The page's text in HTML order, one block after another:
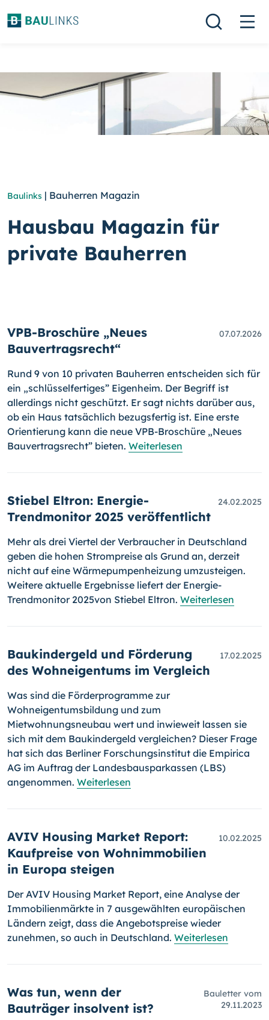
Baulinks | Bauherren Magazin
Hausbau Magazin für
private Bauherren
VPB-Broschüre „Neues
Bauvertragsrecht“
07.07.2026
Rund 9 von 10 privaten Bauherren entscheiden sich für
ein „schlüsselfertiges” Eigenheim. Der Begriff ist
allerdings nicht geschützt. Er sagt nichts darüber aus,
ob ein Haus tatsächlich bezugsfertig ist. Eine erste
Orientierung kann die neue VPB-Broschüre „Neues
Bauvertragsrecht” bieten. Weiterlesen
Stiebel Eltron: Energie-
Trendmonitor 2025 veröffentlicht
24.02.2025
Mehr als drei Viertel der Verbraucher in Deutschland
geben die hohen Strompreise als Grund an, derzeit
nicht auf eine Wärmepumpenheizung umzusteigen.
Weitere aktuelle Ergebnisse liefert der Energie-
Trendmonitor 2025von Stiebel Eltron. Weiterlesen
Baukindergeld und Förderung
des Wohneigentums im Vergleich
17.02.2025
Was sind die Förderprogramme zur
Wohneigentumsbildung und zum
Mietwohnungsneubau wert und inwieweit lassen sie
sich mit dem Baukindergeld vergleichen? Dieser Frage
hat sich das Berliner Forschungsinstitut die Empirica
AG im Auftrag der Landesbausparkassen (LBS)
angenommen. Weiterlesen
AVIV Housing Market Report:
Kaufpreise von Wohnimmobilien
in Europa steigen
10.02.2025
Der AVIV Housing Market Report, eine Analyse der
Immobilienmärkte in 7 ausgewählten europäischen
Ländern zeigt, dass die Angebotspreise wieder
zunehmen, so auch in Deutschland. Weiterlesen
Was tun, wenn der
Bauträger insolvent ist?
Bauletter vom
29.11.2023